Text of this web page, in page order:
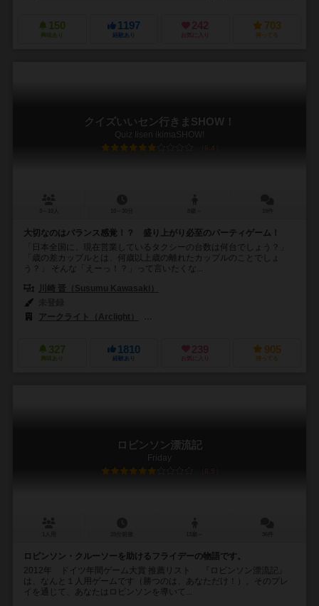
150
興味あり
1197
経験あり
242
お気に入り
703
持ってる
クイズいいセン行きまSHOW！
Quiz Iisen ikimaSHOW!
6.4
大切なのはバランス感覚！？ 盛り上がり必至のパーティゲーム！
「日本全国に、現在営業しているタクシーの台数は何台でしょう？」
「歳の差カップルとは、何歳以上歳の離れたカップルのことでしょ
う？」 そんな「えーっ！？」って言いたくな...
川崎 晋（Susumu Kawasaki）
アークライト（Arclight）
327
興味あり
1810
経験あり
239
お気に入り
905
持ってる
ロビンソン漂流記
Friday
6.5
ロビンソン・クルーソーを助けるフライデーの物語です。
2012年 ドイツ年間ゲーム大賞 推薦リスト 『ロビンソン漂流記』
は、なんと１人用ゲームです（勝つのは、あなただけ！）。そのプレ
イを通じて、あなたはロビンソンを導いて...